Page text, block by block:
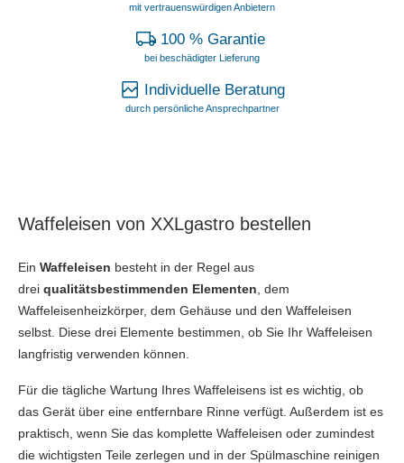
mit vertrauenswürdigen Anbietern
100 % Garantie
bei beschädigter Lieferung
Individuelle Beratung
durch persönliche Ansprechpartner
Waffeleisen von XXLgastro bestellen
Ein Waffeleisen besteht in der Regel aus
drei qualitätsbestimmenden Elementen , dem
Waffeleisenheizkörper, dem Gehäuse und den Waffeleisen
selbst. Diese drei Elemente bestimmen, ob Sie Ihr Waffeleisen
langfristig verwenden können.
Für die tägliche Wartung Ihres Waffeleisens ist es wichtig, ob
das Gerät über eine entfernbare Rinne verfügt. Außerdem ist es
praktisch, wenn Sie das komplette Waffeleisen oder zumindest
die wichtigsten Teile zerlegen und in der Spülmaschine reinigen